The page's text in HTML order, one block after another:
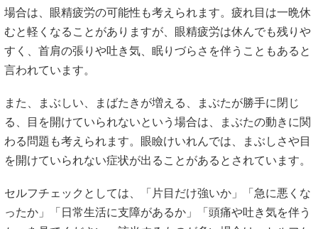
場合は、眼精疲労の可能性も考えられます。疲れ目は一晩休
むと軽くなることがありますが、眼精疲労は休んでも残りや
すく、首肩の張りや吐き気、眠りづらさを伴うこともあると
言われています。
また、まぶしい、まばたきが増える、まぶたが勝手に閉じ
る、目を開けていられないという場合は、まぶたの動きに関
わる問題も考えられます。眼瞼けいれんでは、まぶしさや目
を開けていられない症状が出ることがあるとされています。
セルフチェックとしては、「片目だけ強いか」「急に悪くな
ったか」「日常生活に支障があるか」「頭痛や吐き気を伴う